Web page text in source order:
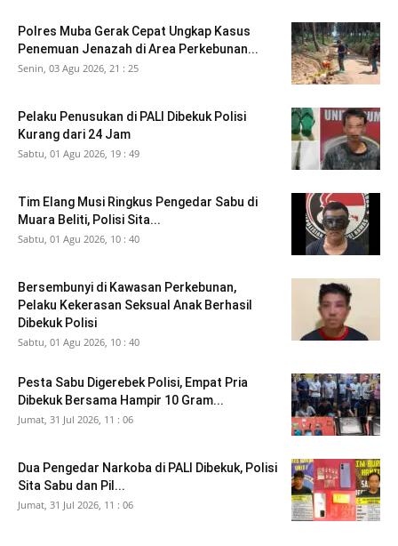
Polres Muba Gerak Cepat Ungkap Kasus
Penemuan Jenazah di Area Perkebunan...
Senin, 03 Agu 2026, 21 : 25
Pelaku Penusukan di PALI Dibekuk Polisi
Kurang dari 24 Jam
Sabtu, 01 Agu 2026, 19 : 49
Tim Elang Musi Ringkus Pengedar Sabu di
Muara Beliti, Polisi Sita...
Sabtu, 01 Agu 2026, 10 : 40
Bersembunyi di Kawasan Perkebunan,
Pelaku Kekerasan Seksual Anak Berhasil
Dibekuk Polisi
Sabtu, 01 Agu 2026, 10 : 40
Pesta Sabu Digerebek Polisi, Empat Pria
Dibekuk Bersama Hampir 10 Gram...
Jumat, 31 Jul 2026, 11 : 06
Dua Pengedar Narkoba di PALI Dibekuk, Polisi
Sita Sabu dan Pil...
Jumat, 31 Jul 2026, 11 : 06